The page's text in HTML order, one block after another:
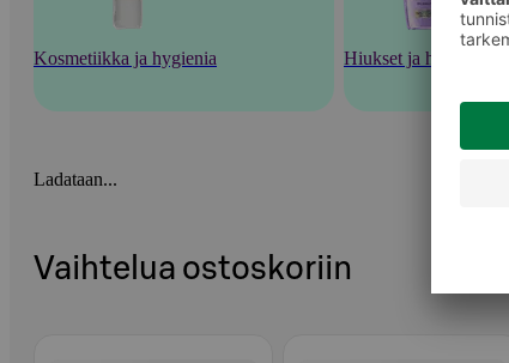
Kosmetiikka ja hygienia Hiukset ja hiustenhoito
Ladataan...
Vaihtelua ostoskoriin